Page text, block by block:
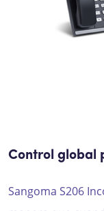
Control global
Sangoma S206